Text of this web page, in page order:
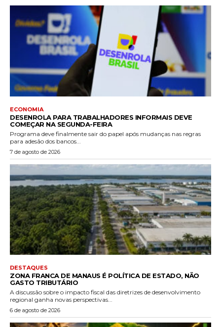
ECONOMIA
DESENROLA PARA TRABALHADORES INFORMAIS DEVE
COMEÇAR NA SEGUNDA-FEIRA
Programa deve finalmente sair do papel após mudanças nas regras
para adesão dos bancos...
7 de agosto de 2026
DESTAQUES
ZONA FRANCA DE MANAUS É POLÍTICA DE ESTADO, NÃO
GASTO TRIBUTÁRIO
A discussão sobre o impacto fiscal das diretrizes de desenvolvimento
regional ganha novas perspectivas...
6 de agosto de 2026